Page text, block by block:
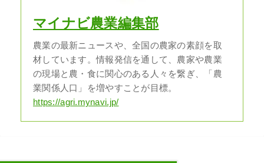
マイナビ農業編集部
農業の最新ニュースや、全国の農家の素顔を取
材しています。情報発信を通して、農家や農業
の現場と農・食に関心のある人々を繋ぎ、「農
業関係人口」を増やすことが目標。
https://agri.mynavi.jp/